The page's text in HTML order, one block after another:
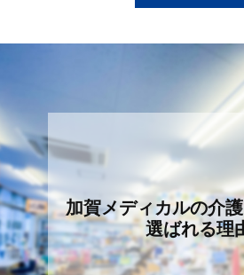
加賀メディカルの介
選ばれる理